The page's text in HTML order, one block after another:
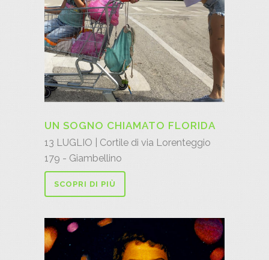
UN SOGNO CHIAMATO FLORIDA
13 LUGLIO | Cortile di via Lorenteggio
179 - Giambellino
SCOPRI DI PIÙ